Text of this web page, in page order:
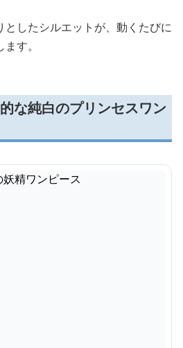
としたシルエットが、動くたびに
す。
な純白のプリンセスワン